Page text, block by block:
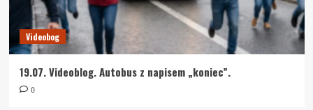
Videobog
19.07. Videoblog. Autobus z napisem „koniec”.
0